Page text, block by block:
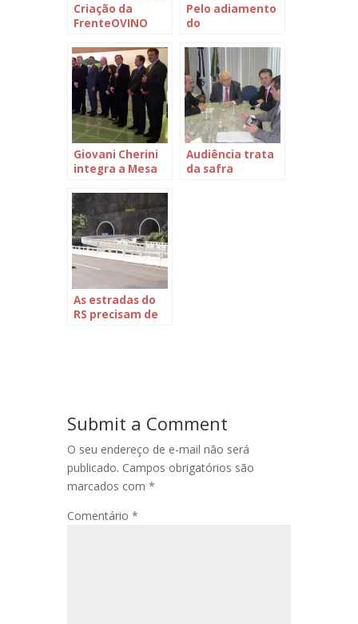
Criação da
FrenteOVINO
Pelo adiamento
do
de tratores e
máquinas
agrícolas
Giovani Cherini
integra a Mesa
Frente
Parlamentar
Agropecuária
Audiência trata
da safra
As estradas do
RS precisam de
Submit a Comment
O seu endereço de e-mail não será
publicado. Campos obrigatórios são
marcados com *
Comentário *